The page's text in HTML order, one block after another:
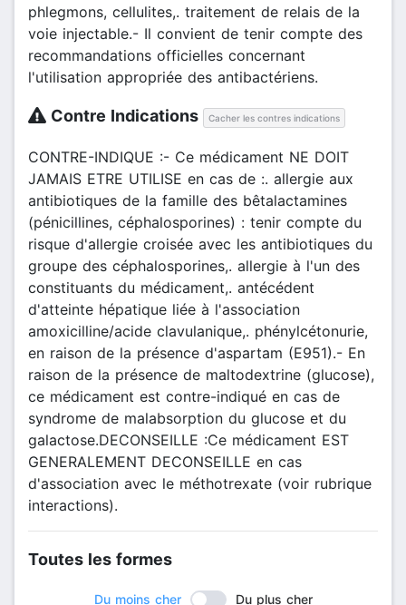
phlegmons, cellulites,. traitement de relais de la
voie injectable.- Il convient de tenir compte des
recommandations officielles concernant
l'utilisation appropriée des antibactériens.
Contre Indications Cacher les contres indications
CONTRE-INDIQUE :- Ce médicament NE DOIT
JAMAIS ETRE UTILISE en cas de :. allergie aux
antibiotiques de la famille des bêtalactamines
(pénicillines, céphalosporines) : tenir compte du
risque d'allergie croisée avec les antibiotiques du
groupe des céphalosporines,. allergie à l'un des
constituants du médicament,. antécédent
d'atteinte hépatique liée à l'association
amoxicilline/acide clavulanique,. phénylcétonurie,
en raison de la présence d'aspartam (E951).- En
raison de la présence de maltodextrine (glucose),
ce médicament est contre-indiqué en cas de
syndrome de malabsorption du glucose et du
galactose.DECONSEILLE :Ce médicament EST
GENERALEMENT DECONSEILLE en cas
d'association avec le méthotrexate (voir rubrique
interactions).
Toutes les formes
Du moins cher Du plus cher